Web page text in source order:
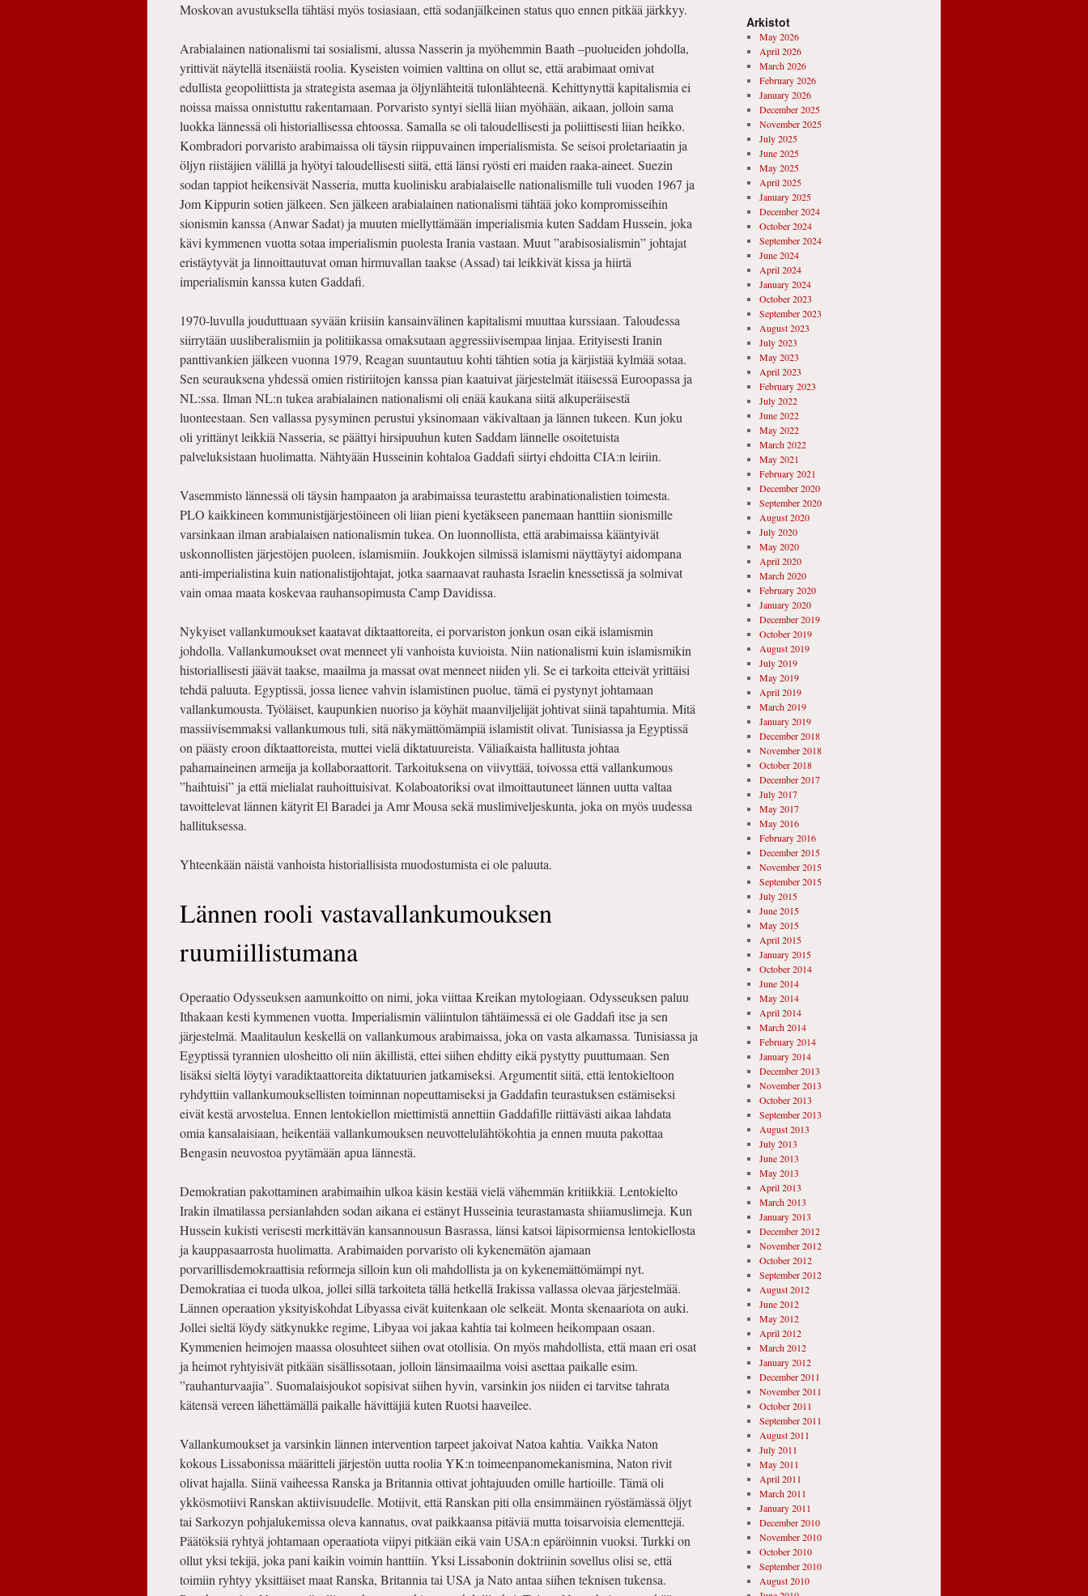
Moskovan avustuksella tähtäsi myös tosiasiaan, että sodanjälkeinen status quo ennen pitkää järkkyy.
Arabialainen nationalismi tai sosialismi, alussa Nasserin ja myöhemmin Baath –puolueiden johdolla,
yrittivät näytellä itsenäistä roolia. Kyseisten voimien valttina on ollut se, että arabimaat omivat
edullista geopoliittista ja strategista asemaa ja öljynlähteitä tulonlähteenä. Kehittynyttä kapitalismia ei
noissa maissa onnistuttu rakentamaan. Porvaristo syntyi siellä liian myöhään, aikaan, jolloin sama
luokka lännessä oli historiallisessa ehtoossa. Samalla se oli taloudellisesti ja poliittisesti liian heikko.
Kombradori porvaristo arabimaissa oli täysin riippuvainen imperialismista. Se seisoi proletariaatin ja
öljyn riistäjien välillä ja hyötyi taloudellisesti siitä, että länsi ryösti eri maiden raaka-aineet. Suezin
sodan tappiot heikensivät Nasseria, mutta kuolinisku arabialaiselle nationalismille tuli vuoden 1967 ja
Jom Kippurin sotien jälkeen. Sen jälkeen arabialainen nationalismi tähtää joko kompromisseihin
sionismin kanssa (Anwar Sadat) ja muuten miellyttämään imperialismia kuten Saddam Hussein, joka
kävi kymmenen vuotta sotaa imperialismin puolesta Irania vastaan. Muut ”arabisosialismin” johtajat
eristäytyvät ja linnoittautuvat oman hirmuvallan taakse (Assad) tai leikkivät kissa ja hiirtä
imperialismin kanssa kuten Gaddafi.
1970-luvulla jouduttuaan syvään kriisiin kansainvälinen kapitalismi muuttaa kurssiaan. Taloudessa
siirrytään uusliberalismiin ja politiikassa omaksutaan aggressiivisempaa linjaa. Erityisesti Iranin
panttivankien jälkeen vuonna 1979, Reagan suuntautuu kohti tähtien sotia ja kärjistää kylmää sotaa.
Sen seurauksena yhdessä omien ristiriitojen kanssa pian kaatuivat järjestelmät itäisessä Euroopassa ja
NL:ssa. Ilman NL:n tukea arabialainen nationalismi oli enää kaukana siitä alkuperäisestä
luonteestaan. Sen vallassa pysyminen perustui yksinomaan väkivaltaan ja lännen tukeen. Kun joku
oli yrittänyt leikkiä Nasseria, se päättyi hirsipuuhun kuten Saddam lännelle osoitetuista
palveluksistaan huolimatta. Nähtyään Husseinin kohtaloa Gaddafi siirtyi ehdoitta CIA:n leiriin.
Vasemmisto lännessä oli täysin hampaaton ja arabimaissa teurastettu arabinationalistien toimesta.
PLO kaikkineen kommunistijärjestöineen oli liian pieni kyetäkseen panemaan hanttiin sionismille
varsinkaan ilman arabialaisen nationalismin tukea. On luonnollista, että arabimaissa kääntyivät
uskonnollisten järjestöjen puoleen, islamismiin. Joukkojen silmissä islamismi näyttäytyi aidompana
anti-imperialistina kuin nationalistijohtajat, jotka saarnaavat rauhasta Israelin knessetissä ja solmivat
vain omaa maata koskevaa rauhansopimusta Camp Davidissa.
Nykyiset vallankumoukset kaatavat diktaattoreita, ei porvariston jonkun osan eikä islamismin
johdolla. Vallankumoukset ovat menneet yli vanhoista kuvioista. Niin nationalismi kuin islamismikin
historiallisesti jäävät taakse, maailma ja massat ovat menneet niiden yli. Se ei tarkoita etteivät yrittäisi
tehdä paluuta. Egyptissä, jossa lienee vahvin islamistinen puolue, tämä ei pystynyt johtamaan
vallankumousta. Työläiset, kaupunkien nuoriso ja köyhät maanviljelijät johtivat siinä tapahtumia. Mitä
massiivisemmaksi vallankumous tuli, sitä näkymättömämpiä islamistit olivat. Tunisiassa ja Egyptissä
on päästy eroon diktaattoreista, muttei vielä diktatuureista. Väliaikaista hallitusta johtaa
pahamaineinen armeija ja kollaboraattorit. Tarkoituksena on viivyttää, toivossa että vallankumous
”haihtuisi” ja että mielialat rauhoittuisivat. Kolaboatoriksi ovat ilmoittautuneet lännen uutta valtaa
tavoittelevat lännen kätyrit El Baradei ja Amr Mousa sekä muslimiveljeskunta, joka on myös uudessa
hallituksessa.
Yhteenkään näistä vanhoista historiallisista muodostumista ei ole paluuta.
Lännen rooli vastavallankumouksen
ruumiillistumana
Operaatio Odysseuksen aamunkoitto on nimi, joka viittaa Kreikan mytologiaan. Odysseuksen paluu
Ithakaan kesti kymmenen vuotta. Imperialismin väliintulon tähtäimessä ei ole Gaddafi itse ja sen
järjestelmä. Maalitaulun keskellä on vallankumous arabimaissa, joka on vasta alkamassa. Tunisiassa ja
Egyptissä tyrannien ulosheitto oli niin äkillistä, ettei siihen ehditty eikä pystytty puuttumaan. Sen
lisäksi sieltä löytyi varadiktaattoreita diktatuurien jatkamiseksi. Argumentit siitä, että lentokieltoon
ryhdyttiin vallankumouksellisten toiminnan nopeuttamiseksi ja Gaddafin teurastuksen estämiseksi
eivät kestä arvostelua. Ennen lentokiellon miettimistä annettiin Gaddafille riittävästi aikaa lahdata
omia kansalaisiaan, heikentää vallankumouksen neuvottelulähtökohtia ja ennen muuta pakottaa
Bengasin neuvostoa pyytämään apua lännestä.
Demokratian pakottaminen arabimaihin ulkoa käsin kestää vielä vähemmän kritiikkiä. Lentokielto
Irakin ilmatilassa persianlahden sodan aikana ei estänyt Husseinia teurastamasta shiiamuslimeja. Kun
Hussein kukisti verisesti merkittävän kansannousun Basrassa, länsi katsoi läpisormiensa lentokiellosta
ja kauppasaarrosta huolimatta. Arabimaiden porvaristo oli kykenemätön ajamaan
porvarillisdemokraattisia reformeja silloin kun oli mahdollista ja on kykenemättömämpi nyt.
Demokratiaa ei tuoda ulkoa, jollei sillä tarkoiteta tällä hetkellä Irakissa vallassa olevaa järjestelmää.
Lännen operaation yksityiskohdat Libyassa eivät kuitenkaan ole selkeät. Monta skenaariota on auki.
Jollei sieltä löydy sätkynukke regime, Libyaa voi jakaa kahtia tai kolmeen heikompaan osaan.
Kymmenien heimojen maassa olosuhteet siihen ovat otollisia. On myös mahdollista, että maan eri osat
ja heimot ryhtyisivät pitkään sisällissotaan, jolloin länsimaailma voisi asettaa paikalle esim.
”rauhanturvaajia”. Suomalaisjoukot sopisivat siihen hyvin, varsinkin jos niiden ei tarvitse tahrata
kätensä vereen lähettämällä paikalle hävittäjiä kuten Ruotsi haaveilee.
Vallankumoukset ja varsinkin lännen intervention tarpeet jakoivat Natoa kahtia. Vaikka Naton
kokous Lissabonissa määritteli järjestön uutta roolia YK:n toimeenpanomekanismina, Naton rivit
olivat hajalla. Siinä vaiheessa Ranska ja Britannia ottivat johtajuuden omille hartioille. Tämä oli
ykkösmotiivi Ranskan aktiivisuudelle. Motiivit, että Ranskan piti olla ensimmäinen ryöstämässä öljyt
tai Sarkozyn pohjalukemissa oleva kannatus, ovat paikkaansa pitäviä mutta toisarvoisia elementtejä.
Päätöksiä ryhtyä johtamaan operaatiota viipyi pitkään eikä vain USA:n epäröinnin vuoksi. Turkki on
ollut yksi tekijä, joka pani kaikin voimin hanttiin. Yksi Lissabonin doktriinin sovellus olisi se, että
toimiin ryhtyy yksittäiset maat Ranska, Britannia tai USA ja Nato antaa siihen teknisen tukensa.
Arkistot
May 2026
April 2026
March 2026
February 2026
January 2026
December 2025
November 2025
July 2025
June 2025
May 2025
April 2025
January 2025
December 2024
October 2024
September 2024
June 2024
April 2024
January 2024
October 2023
September 2023
August 2023
July 2023
May 2023
April 2023
February 2023
July 2022
June 2022
May 2022
March 2022
May 2021
February 2021
December 2020
September 2020
August 2020
July 2020
May 2020
April 2020
March 2020
February 2020
January 2020
December 2019
October 2019
August 2019
July 2019
May 2019
April 2019
March 2019
January 2019
December 2018
November 2018
October 2018
December 2017
July 2017
May 2017
May 2016
February 2016
December 2015
November 2015
September 2015
July 2015
June 2015
May 2015
April 2015
January 2015
October 2014
June 2014
May 2014
April 2014
March 2014
February 2014
January 2014
December 2013
November 2013
October 2013
September 2013
August 2013
July 2013
June 2013
May 2013
April 2013
March 2013
January 2013
December 2012
November 2012
October 2012
September 2012
August 2012
June 2012
May 2012
April 2012
March 2012
January 2012
December 2011
November 2011
October 2011
September 2011
August 2011
July 2011
May 2011
April 2011
March 2011
January 2011
December 2010
November 2010
October 2010
September 2010
August 2010